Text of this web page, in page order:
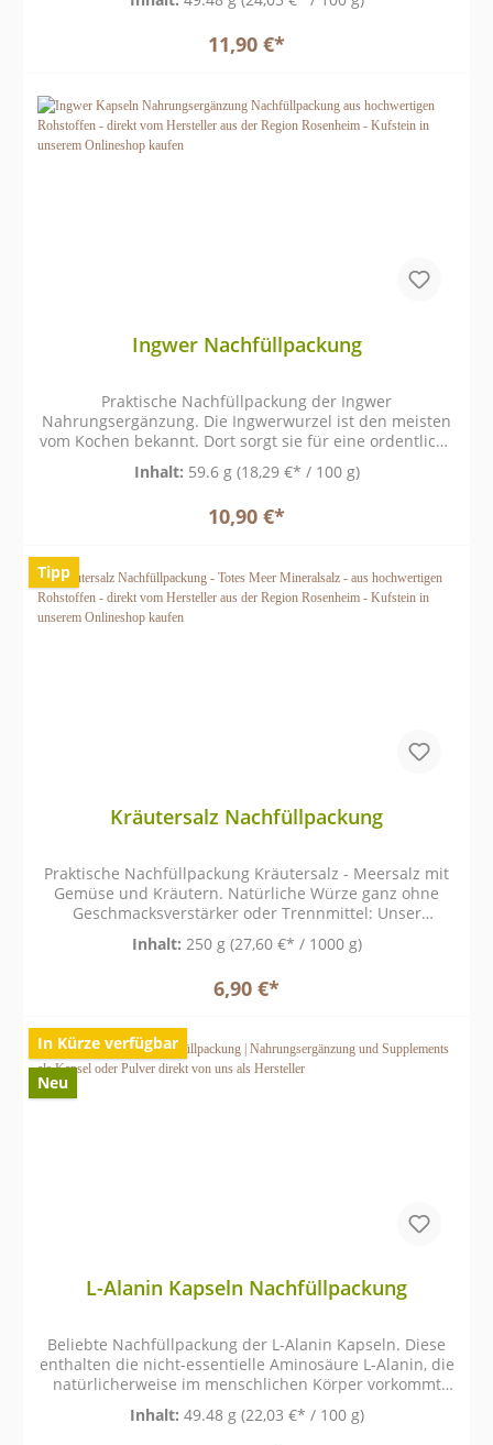
in der Haut sowie in Gelenkstrukturen zu finden ist.
11,90 €*
Ingwer Nachfüllpackung
Praktische Nachfüllpackung der Ingwer
Nahrungsergänzung. Die Ingwerwurzel ist den meisten
vom Kochen bekannt. Dort sorgt sie für eine ordentliche
Erkältungen ist Ingwer ein beliebtes Hausmittel.
Inhalt: 59.6 g (18,29 €* / 100 g)
10,90 €*
Tipp
Kräutersalz Nachfüllpackung
Praktische Nachfüllpackung Kräutersalz - Meersalz mit
Gemüse und Kräutern. Natürliche Würze ganz ohne
Geschmacksverstärker oder Trennmittel: Unser
Inhalt: 250 g (27,60 €* / 1000 g)
6,90 €*
In Kürze verfügbar
Neu
L-Alanin Kapseln Nachfüllpackung
Beliebte Nachfüllpackung der L-Alanin Kapseln. Diese
enthalten die nicht-essentielle Aminosäure L-Alanin, die
natürlicherweise im menschlichen Körper vorkommt
und Bestandteil von Proteinen ist.
Inhalt: 49.48 g (22,03 €* / 100 g)